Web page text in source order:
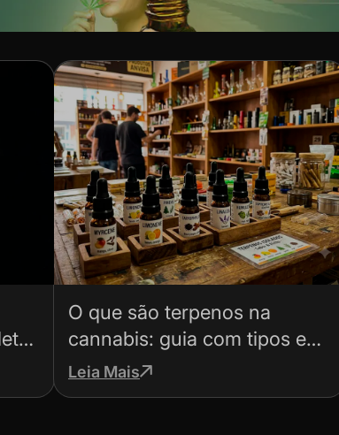
O que são terpenos na
cannabis: guia com tipos e
efeitos
Leia Mais